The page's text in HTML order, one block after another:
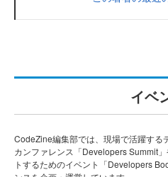
イベ
CodeZine編集部では、現場で活躍する
カンファレンス「Developers Summit
トするためのイベント「Developers